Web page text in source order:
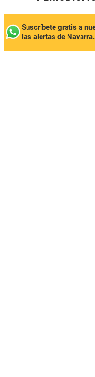
Suscríbete gratis a
las alertas de